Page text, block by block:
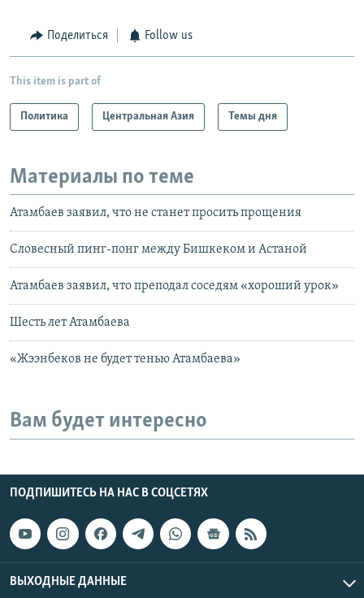
Поделиться Follow us
This item is part of
Политика Центральная Азия Темы дня
Материалы по теме
Атамбаев заявил, что не станет просить прощения
Словесный пинг-понг между Бишкеком и Астаной
Атамбаев заявил, что преподал соседям «хороший урок»
Шесть лет Атамбаева
«Жээнбеков не будет тенью Атамбаева»
Вам будет интересно
ПОДПИШИТЕСЬ НА НАС В СОЦСЕТЯХ
ВЫХОДНЫЕ ДАННЫЕ